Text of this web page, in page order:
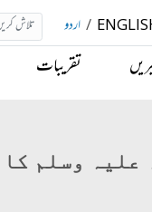
/ اردو
تقریبات
وسلم کا